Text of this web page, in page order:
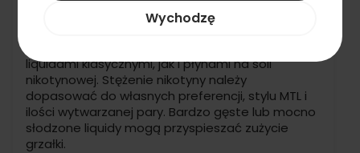
materiału chłonnego i prawidłowej pracy wkładu.
liquidami klasycznymi, jak i płynami na soli
nikotynowej. Stężenie nikotyny należy
dopasować do własnych preferencji, stylu MTL i
ilości wytwarzanej pary. Bardzo gęste lub mocno
słodzone liquidy mogą przyspieszać zużycie
grzałki.
Wychodzę